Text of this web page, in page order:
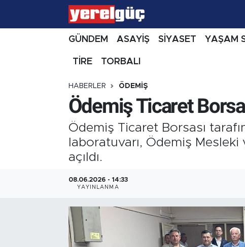
GÜNDEM ASAYİŞ SİYASET YAŞAM
TİRE TORBALI
HABERLER ÖDEMİŞ
Ödemiş Ticaret
Ödemiş Ticaret Borsası
laboratuvarı, Ödemiş
açıldı.
08.06.2026 - 14:33
YAYINLANMA